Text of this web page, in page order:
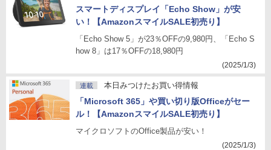
スマートディスプレイ「Echo Show」が安
い！【AmazonスマイルSALE初売り】
「Echo Show 5」が23％OFFの9,980円、「Echo S
how 8」は17％OFFの18,980円
(2025/1/3)
連載 本日みつけたお買い得情報
「Microsoft 365」や買い切り版Officeがセー
ル！【AmazonスマイルSALE初売り】
マイクロソフトのOffice製品が安い！
(2025/1/3)